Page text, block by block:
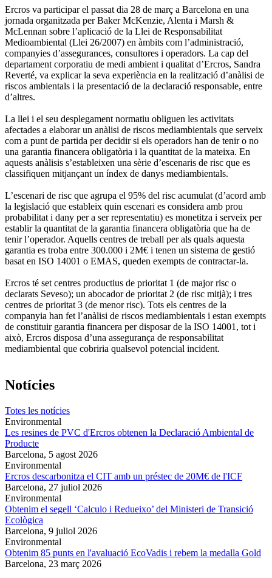
Ercros va participar el passat dia 28 de març a Barcelona en una
jornada organitzada per Baker McKenzie, Alenta i Marsh &
McLennan sobre l’aplicació de la Llei de Responsabilitat
Medioambiental (Llei 26/2007) en àmbits com l’administració,
companyies d’assegurances, consultores i operadors. La cap del
departament corporatiu de medi ambient i qualitat d’Ercros, Sandra
Reverté, va explicar la seva experiència en la realització d’anàlisi de
riscos ambientals i la presentació de la declaració responsable, entre
d’altres.
La llei i el seu desplegament normatiu obliguen les activitats
afectades a elaborar un anàlisi de riscos mediambientals que serveix
com a punt de partida per decidir si els operadors han de tenir o no
una garantia financera obligatòria i la quantitat de la mateixa. En
aquests anàlisis s’estableixen una sèrie d’escenaris de risc que es
classifiquen mitjançant un índex de danys mediambientals.
L’escenari de risc que agrupa el 95% del risc acumulat (d’acord amb
la legislació que estableix quin escenari es considera amb prou
probabilitat i dany per a ser representatiu) es monetitza i serveix per
establir la quantitat de la garantia financera obligatòria que ha de
tenir l’operador. Aquells centres de treball per als quals aquesta
garantia es troba entre 300.000 i 2M€ i tenen un sistema de gestió
basat en ISO 14001 o EMAS, queden exempts de contractar-la.
Ercros té set centres productius de prioritat 1 (de major risc o
declarats Seveso); un abocador de prioritat 2 (de risc mitjà); i tres
centres de prioritat 3 (de menor risc). Tots els centres de la
companyia han fet l’anàlisi de riscos mediambientals i estan exempts
de constituir garantia financera per disposar de la ISO 14001, tot i
això, Ercros disposa d’una assegurança de responsabilitat
mediambiental que cobriria qualsevol potencial incident.
Notícies
Totes les notícies
Environmental
Les resines de PVC d'Ercros obtenen la Declaració Ambiental de
Producte
Barcelona, 5 agost 2026
Environmental
Ercros descarbonitza el CIT amb un préstec de 20M€ de l'ICF
Barcelona, 27 juliol 2026
Environmental
Obtenim el segell ‘Calculo i Redueixo’ del Ministeri de Transició
Ecològica
Barcelona, 9 juliol 2026
Environmental
Obtenim 85 punts en l'avaluació EcoVadis i rebem la medalla Gold
Barcelona, 23 març 2026